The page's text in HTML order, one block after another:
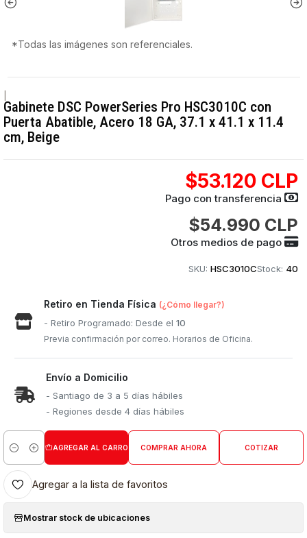
*Todas las imágenes son referenciales.
Gabinete DSC PowerSeries Pro HSC3010C con
Puerta Abatible, Acero 18 GA, 37.1 x 41.1 x 11.4
cm, Beige
$53.120 CLP
Pago con transferencia
$54.990 CLP
Otros medios de pago
SKU: HSC3010CStock: 40
Retiro en Tienda Física (¿Cómo llegar?)
- Retiro Programado: Desde el10
Previa confirmación por correo. Horarios de Oficina.
Envío a Domicilio
- Santiago de 3 a 5 días hábiles
- Regiones desde 4 días hábiles
Cantidad
AGREGAR AL CARRO COMPRAR AHORA COTIZAR
Agregar a la lista de favoritos
Mostrar stock de ubicaciones